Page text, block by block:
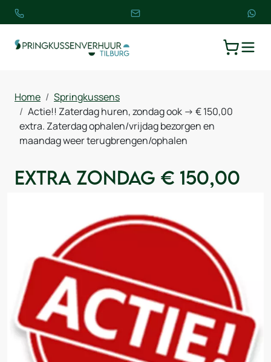
Home
Springkussens
Actie!! Zaterdag huren, zondag ook -> € 150,00
extra. Zaterdag ophalen/vrijdag bezorgen en
maandag weer terugbrengen/ophalen
Extra zondag € 150,00